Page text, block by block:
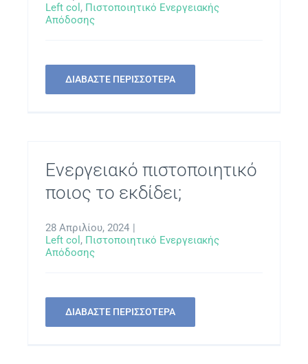
Left col , Πιστοποιητικό Ενεργειακής
Απόδοσης
ΔΙΑΒΑΣΤΕ ΠΕΡΙΣΣΟΤΕΡΑ
Ενεργειακό πιστοποιητικό
ποιος το εκδίδει;
28 Απριλίου, 2024 |
Left col , Πιστοποιητικό Ενεργειακής
Απόδοσης
ΔΙΑΒΑΣΤΕ ΠΕΡΙΣΣΟΤΕΡΑ